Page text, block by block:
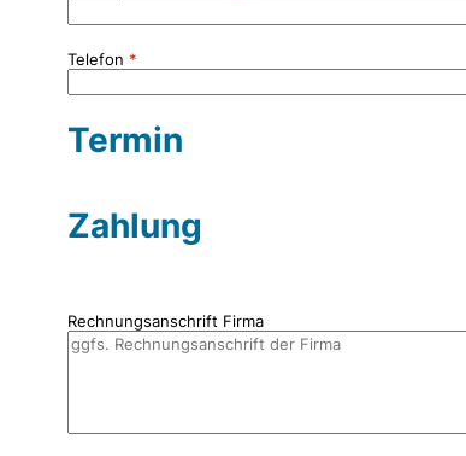
Telefon
Termin
Zahlung
Rechnungsanschrift Firma